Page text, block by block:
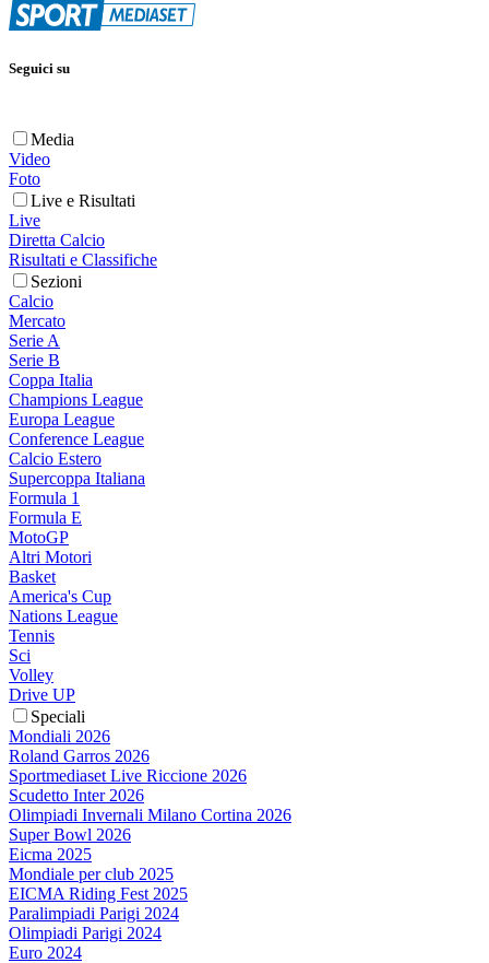
Seguici su
Media
Video
Foto
Live e Risultati
Live
Diretta Calcio
Risultati e Classifiche
Sezioni
Calcio
Mercato
Serie A
Serie B
Coppa Italia
Champions League
Europa League
Conference League
Calcio Estero
Supercoppa Italiana
Formula 1
Formula E
MotoGP
Altri Motori
Basket
America's Cup
Nations League
Tennis
Sci
Volley
Drive UP
Speciali
Mondiali 2026
Roland Garros 2026
Sportmediaset Live Riccione 2026
Scudetto Inter 2026
Olimpiadi Invernali Milano Cortina 2026
Super Bowl 2026
Eicma 2025
Mondiale per club 2025
EICMA Riding Fest 2025
Paralimpiadi Parigi 2024
Olimpiadi Parigi 2024
Euro 2024